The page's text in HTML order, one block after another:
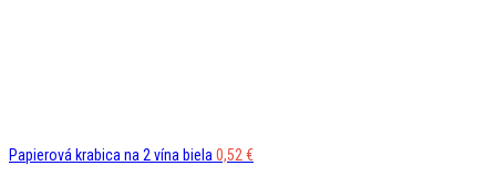
Papierová krabica na 2 vína biela 0,52 €